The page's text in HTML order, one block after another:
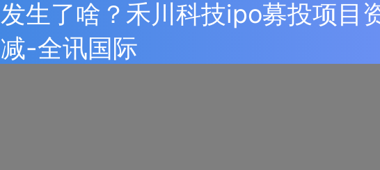
发生了啥？禾川科技ipo募投项目
减-全讯国际